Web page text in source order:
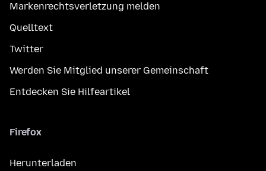
Markenrechtsverletzung melden
Quelltext
Twitter
Werden Sie Mitglied unserer Gemeinschaft
Entdecken Sie Hilfeartikel
Firefox
Herunterladen